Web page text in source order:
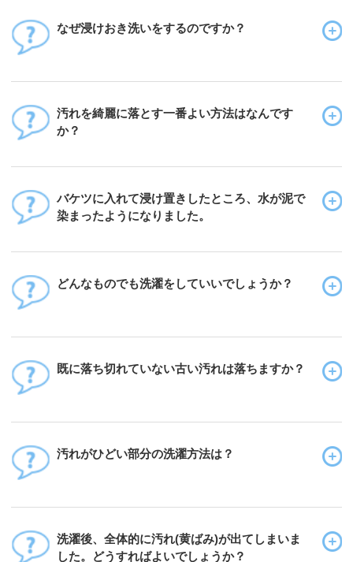
なぜ浸けおき洗いをするのですか？
汚れを綺麗に落とす一番よい方法はなんです
か？
バケツに入れて浸け置きしたところ、水が泥で
染まったようになりました。
どんなものでも洗濯をしていいでしょうか？
既に落ち切れていない古い汚れは落ちますか？
汚れがひどい部分の洗濯方法は？
洗濯後、全体的に汚れ(黄ばみ)が出てしまいま
した。どうすればよいでしょうか？